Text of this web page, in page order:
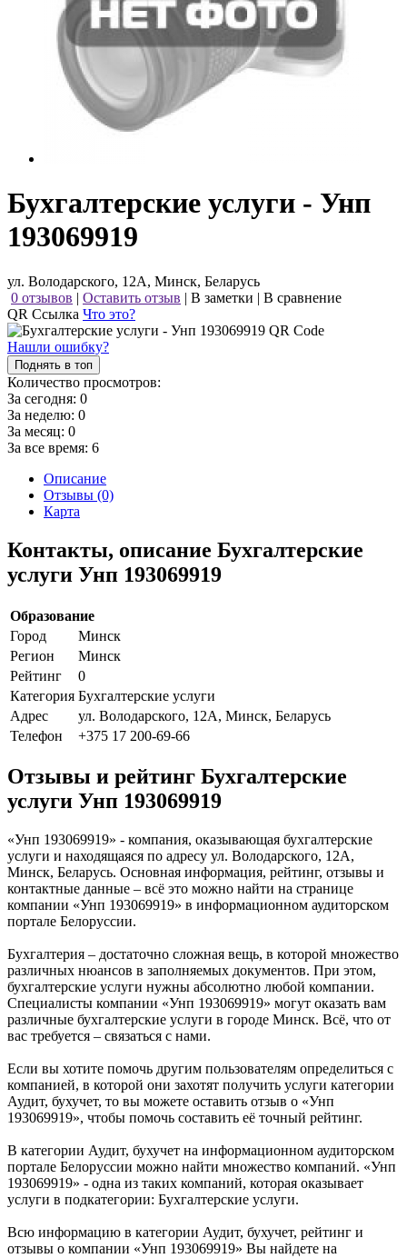
Бухгалтерские услуги - Унп
193069919
ул. Володарского, 12А, Минск, Беларусь
0 отзывов | Оставить отзыв | В заметки | В сравнение
QR Ссылка Что это?
Нашли ошибку?
Поднять в топ
Количество просмотров:
За сегодня: 0
За неделю: 0
За месяц: 0
За все время: 6
Описание
Отзывы (0)
Карта
Контакты, описание Бухгалтерские
услуги Унп 193069919
Образование
Город
Минск
Регион
Минск
Рейтинг
0
Категория Бухгалтерские услуги
Адрес
ул. Володарского, 12А, Минск, Беларусь
Телефон
+375 17 200-69-66
Отзывы и рейтинг Бухгалтерские
услуги Унп 193069919
«Унп 193069919» - компания, оказывающая бухгалтерские
услуги и находящаяся по адресу ул. Володарского, 12А,
Минск, Беларусь. Основная информация, рейтинг, отзывы и
контактные данные – всё это можно найти на странице
компании «Унп 193069919» в информационном аудиторском
портале Белоруссии.
Бухгалтерия – достаточно сложная вещь, в которой множество
различных нюансов в заполняемых документов. При этом,
бухгалтерские услуги нужны абсолютно любой компании.
Специалисты компании «Унп 193069919» могут оказать вам
различные бухгалтерские услуги в городе Минск. Всё, что от
вас требуется – связаться с нами.
Если вы хотите помочь другим пользователям определиться с
компанией, в которой они захотят получить услуги категории
Аудит, бухучет, то вы можете оставить отзыв о «Унп
193069919», чтобы помочь составить её точный рейтинг.
В категории Аудит, бухучет на информационном аудиторском
портале Белоруссии можно найти множество компаний. «Унп
193069919» - одна из таких компаний, которая оказывает
услуги в подкатегории: Бухгалтерские услуги.
Всю информацию в категории Аудит, бухучет, рейтинг и
отзывы о компании «Унп 193069919» Вы найдете на